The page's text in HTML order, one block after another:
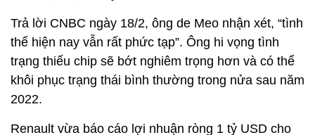
Trả lời CNBC ngày 18/2, ông de Meo nhận xét, “tình
thế hiện nay vẫn rất phức tạp”. Ông hi vọng tình
trạng thiếu chip sẽ bớt nghiêm trọng hơn và có thể
khôi phục trạng thái bình thường trong nửa sau năm
2022.
Renault vừa báo cáo lợi nhuận ròng 1 tỷ USD cho